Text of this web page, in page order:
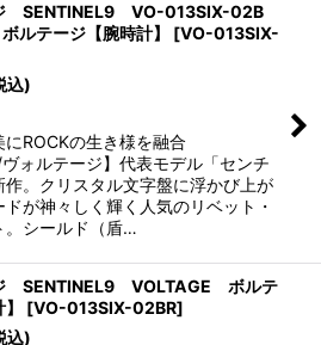
SENTINEL9 VO-013SIX-02B
ルテージ【腕時計】
[VO-013SIX-
込)
ROCKの生き様を融合
ヴォルテージ】代表モデル「センチ
作。クリスタル文字盤に浮かび上が
が神々しく輝く人気のリベット・
。シールド（盾…
SENTINEL9 VOLTAGE ボルテ
[VO-013SIX-02BR]
込)